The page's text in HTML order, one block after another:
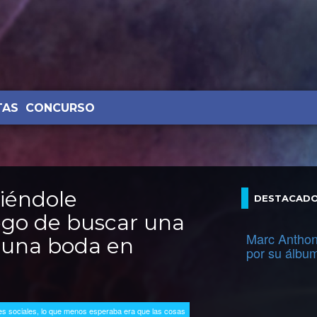
CONCURSO
de buscar una
boda en
sociales, lo que menos esperaba era que las cosas
Marc
por su